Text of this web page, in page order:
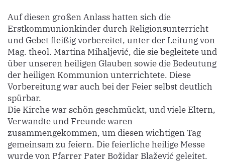
Auf diesen großen Anlass hatten sich die
Erstkommunionkinder durch Religionsunterricht
und Gebet fleißig vorbereitet, unter der Leitung von
Mag. theol. Martina Mihaljević, die sie begleitete und
über unseren heiligen Glauben sowie die Bedeutung
der heiligen Kommunion unterrichtete. Diese
Vorbereitung war auch bei der Feier selbst deutlich
spürbar.
Die Kirche war schön geschmückt, und viele Eltern,
Verwandte und Freunde waren
zusammengekommen, um diesen wichtigen Tag
gemeinsam zu feiern. Die feierliche heilige Messe
wurde von Pfarrer Pater Božidar Blažević geleitet.